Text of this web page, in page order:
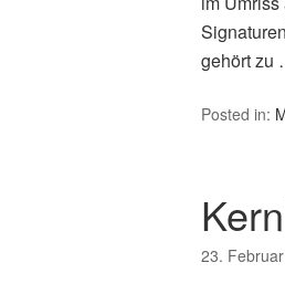
gehört zu
Posted in:
23.